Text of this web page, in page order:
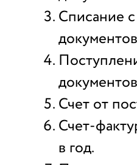
Списание
Счет от
Счет-
в год.